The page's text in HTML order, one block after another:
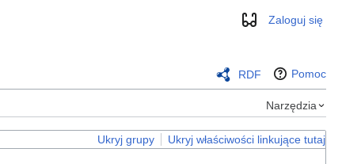
WyglądZaloguj się
RDF Pomoc
Narzędzia
Ukryj grupy
Ukryj właściwości linkujące tutaj